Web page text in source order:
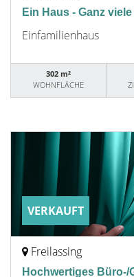
Ein Haus - Ganz
Einfamilienhaus
302 m²
WOHNFLÄCHE
VERKAUFT
Freilassing
Hochwertiges